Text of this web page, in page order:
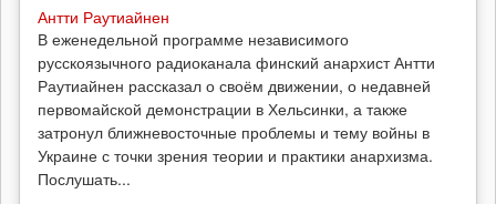
Антти Раутиайнен
В еженедельной программе независимого
русскоязычного радиоканала финский анархист Антти
Раутиайнен рассказал о своём движении, о недавней
первомайской демонстрации в Хельсинки, а также
затронул ближневосточные проблемы и тему войны в
Украине с точки зрения теории и практики анархизма.
Послушать...